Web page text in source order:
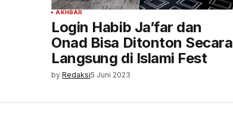
AKHBAR
Login Habib Ja’far dan
Onad Bisa Ditonton Secara
Langsung di Islami Fest
by Redaksi5 Juni 2023